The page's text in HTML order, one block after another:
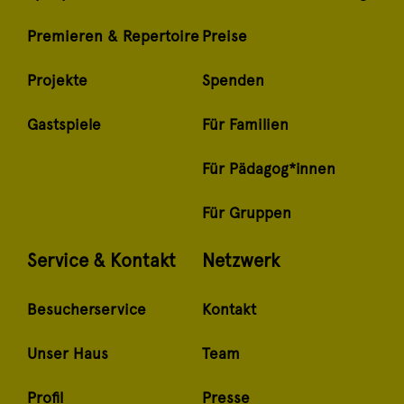
Premieren & Repertoire
Projekte
Gastspiele
Preise
Spenden
Für Familien
Für Pädagog*innen
Für Gruppen
Service & Kontakt
Besucherservice
Unser Haus
Profil
Netzwerk
Kontakt
Team
Presse